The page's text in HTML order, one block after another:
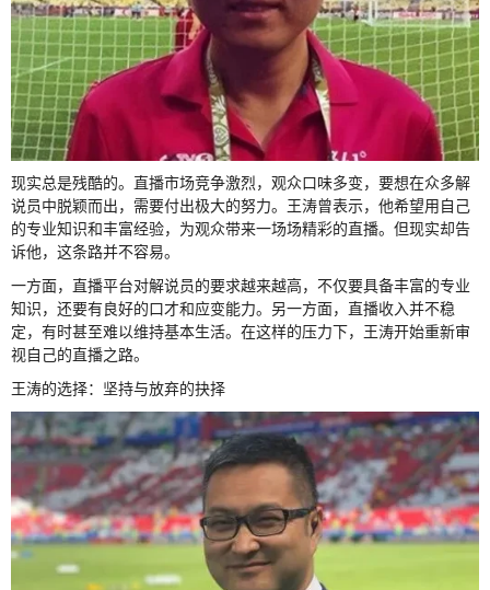
现实总是残酷的。直播市场竞争激烈，观众口味多变，要想在众多解
说员中脱颖而出，需要付出极大的努力。王涛曾表示，他希望用自己
的专业知识和丰富经验，为观众带来一场场精彩的直播。但现实却告
诉他，这条路并不容易。
一方面，直播平台对解说员的要求越来越高，不仅要具备丰富的专业
知识，还要有良好的口才和应变能力。另一方面，直播收入并不稳
定，有时甚至难以维持基本生活。在这样的压力下，王涛开始重新审
视自己的直播之路。
王涛的选择：坚持与放弃的抉择